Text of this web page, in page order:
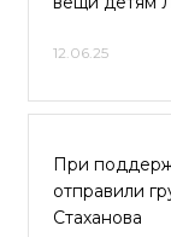
12.06.25
При
отправили
Стаханова